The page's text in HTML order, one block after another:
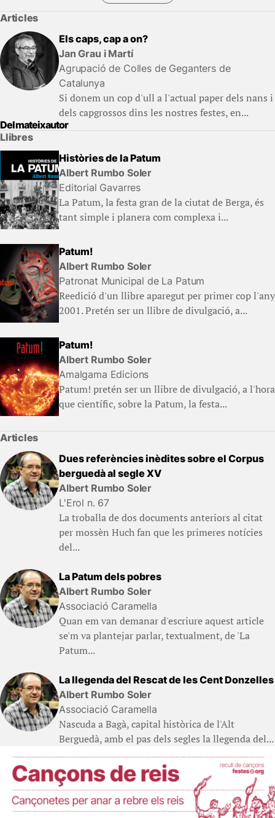
Articles
Els caps, cap a on?
Jan Grau i Martí
Agrupació de Colles de Geganters de
Catalunya
Si donem un cop d'ull a l'actual paper dels nans i
dels capgrossos dins les nostres festes, en...
Del mateix autor
Llibres
Històries de la Patum
Albert Rumbo Soler
Editorial Gavarres
La Patum, la festa gran de la ciutat de Berga, és
tant simple i planera com complexa i...
Patum!
Albert Rumbo Soler
Patronat Municipal de La Patum
Reedició d'un llibre aparegut per primer cop l'any
2001. Pretén ser un llibre de divulgació, a...
Patum!
Albert Rumbo Soler
Amalgama Edicions
Patum! pretén ser un llibre de divulgació, a l'hora
que científic, sobre la Patum, la festa...
Articles
Dues referències inèdites sobre el Corpus
berguedà al segle XV
Albert Rumbo Soler
L'Erol n. 67
La troballa de dos documents anteriors al citat
per mossèn Huch fan que les primeres notícies
del...
La Patum dels pobres
Albert Rumbo Soler
Associació Caramella
Quan em van demanar d'escriure aquest article
se'm va plantejar parlar, textualment, de 'La
Patum...
La llegenda del Rescat de les Cent Donzelles
Albert Rumbo Soler
Associació Caramella
Nascuda a Bagà, capital històrica de l'Alt
Berguedà, amb el pas dels segles la llegenda del...